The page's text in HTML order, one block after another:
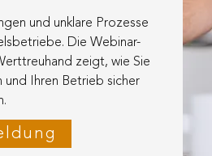
und unklare Prozesse
Die Webinar-
zeigt, wie Sie
und Ihren Betrieb sicher